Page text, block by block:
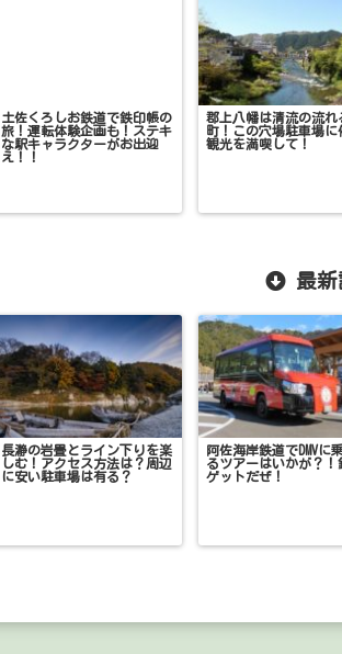
土佐くろしお鉄道で鉄印帳の
旅！運転体験企画も！ステキ
な駅キャラクターがお出迎
え！！
郡上八幡は清流の流れ
町！この穴場駐車場に
観光を満喫して！
最
長瀞の岩畳とライン下りを楽
しむ！アクセス方法は？周辺
に安い駐車場は有る？
阿佐海岸鉄道でDMVに
るツアーはいかが？！
ゲットだぜ！